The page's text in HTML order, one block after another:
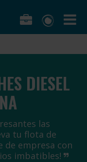
DIESEL
las
tu flota de
de empresa con
imbatibles!